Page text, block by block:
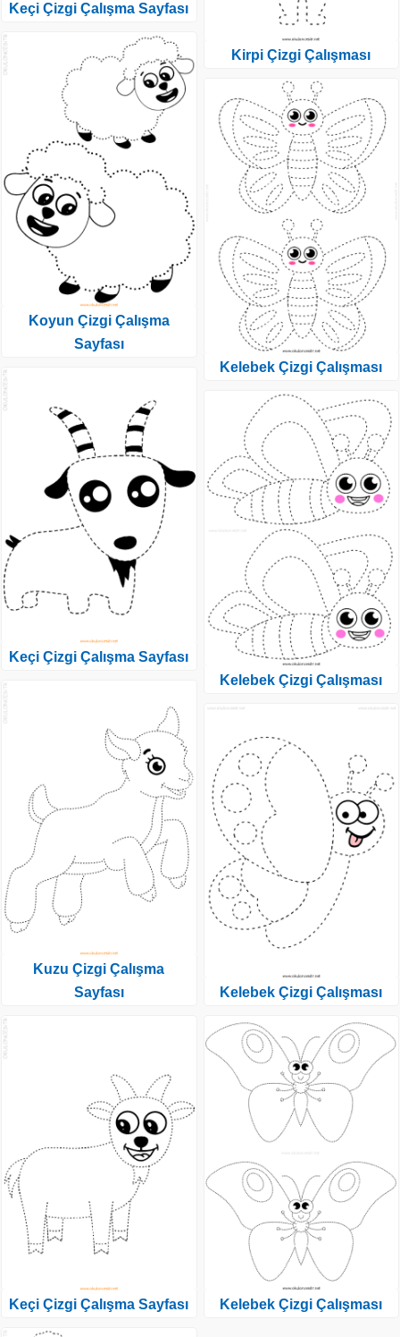
Keçi Çizgi Çalışma Sayfası
Koyun Çizgi Çalışma
Sayfası
Keçi Çizgi Çalışma Sayfası
Kuzu Çizgi Çalışma
Sayfası
Keçi Çizgi Çalışma Sayfası
Kirpi Çizgi Çalışması
Kelebek Çizgi Çalışması
Kelebek Çizgi Çalışması
Kelebek Çizgi Çalışması
Kelebek Çizgi Çalışması